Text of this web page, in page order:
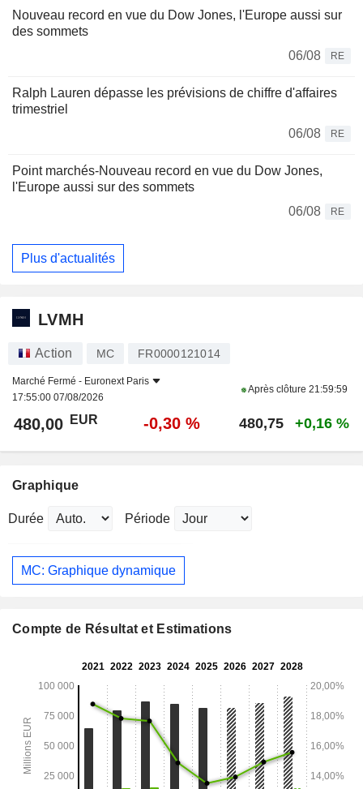
Nouveau record en vue du Dow Jones, l'Europe aussi sur
des sommets
06/08
RE
Ralph Lauren dépasse les prévisions de chiffre d'affaires
trimestriel
06/08
RE
Point marchés-Nouveau record en vue du Dow Jones,
l'Europe aussi sur des sommets
06/08
RE
Plus d'actualités
LVMH
Action MC FR0000121014
Marché Fermé - Euronext Paris
17:55:00 07/08/2026
Après clôture 21:59:59
480,00 EUR -0,30 % 480,75 +0,16 %
Graphique
Durée Période
MC: Graphique dynamique
Compte de Résultat et Estimations